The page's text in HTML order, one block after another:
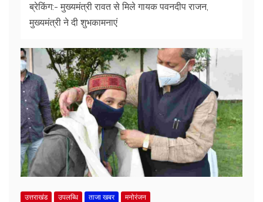
ब्रेकिंग:- मुख्यमंत्री रावत से मिले गायक पवनदीप राजन,
मुख्यमंत्री ने दी शुभकामनाएं
उत्तराखंड उपलब्धि ताजा खबर मनोरंजन